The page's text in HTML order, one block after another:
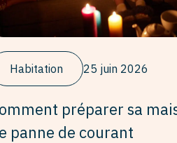
Habitation 25 juin 2026
préparer sa
panne de courant